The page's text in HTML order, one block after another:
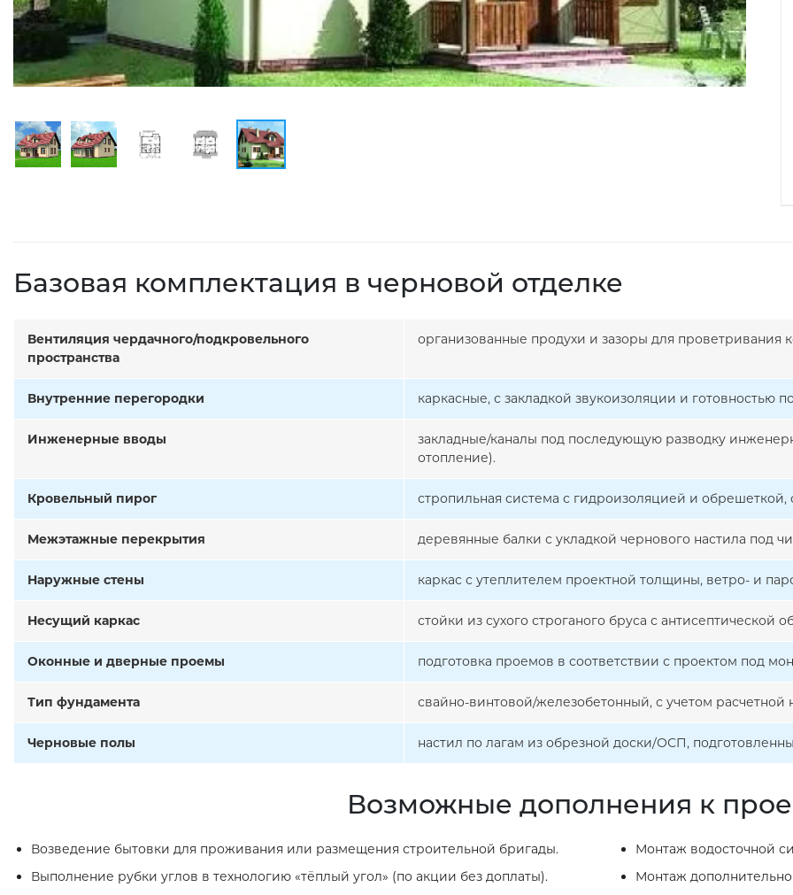
Базовая комплектация в черновой отделке
Вентиляция чердачного/подкровельного
пространства
организованные продухи и зазоры для проветривания
Внутренние перегородки каркасные, с закладкой звукоизоляции и готовностью
Инженерные вводы
закладные/каналы под последующую разводку
отопление).
Кровельный пирог стропильная система с гидроизоляцией и
Межэтажные перекрытия деревянные балки с укладкой чернового настила под
Наружные стены каркас с утеплителем проектной толщины, ветро- и
Несущий каркас стойки из сухого строганого бруса с антисептической
Оконные и дверные проемы подготовка проемов в соответствии с проектом под
Тип фундамента свайно-винтовой/железобетонный, с учетом расчетной
Черновые полы настил по лагам из обрезной доски/ОСП,
Возможные дополнения к
Возведение бытовки для проживания или размещения строительной бригады.
Выполнение рубки углов в технологию «тёплый угол» (по акции без доплаты).
Монтаж водосточной
Монтаж